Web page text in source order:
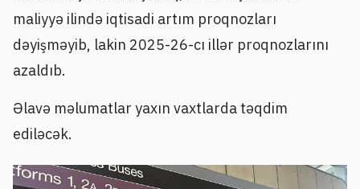
maliyyə ilində iqtisadi artım proqnozları
dəyişməyib, lakin 2025-26-cı illər proqnozlarını
azaldıb.
Əlavə məlumatlar yaxın vaxtlarda təqdim
ediləcək.